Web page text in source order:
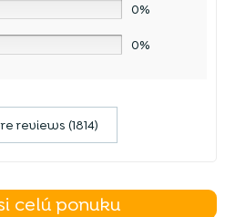
0%
0%
reviews (1814)
celú ponuku